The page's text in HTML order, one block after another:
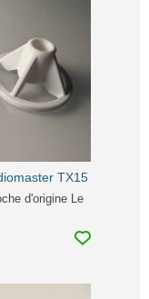
TX15
d'origine Le